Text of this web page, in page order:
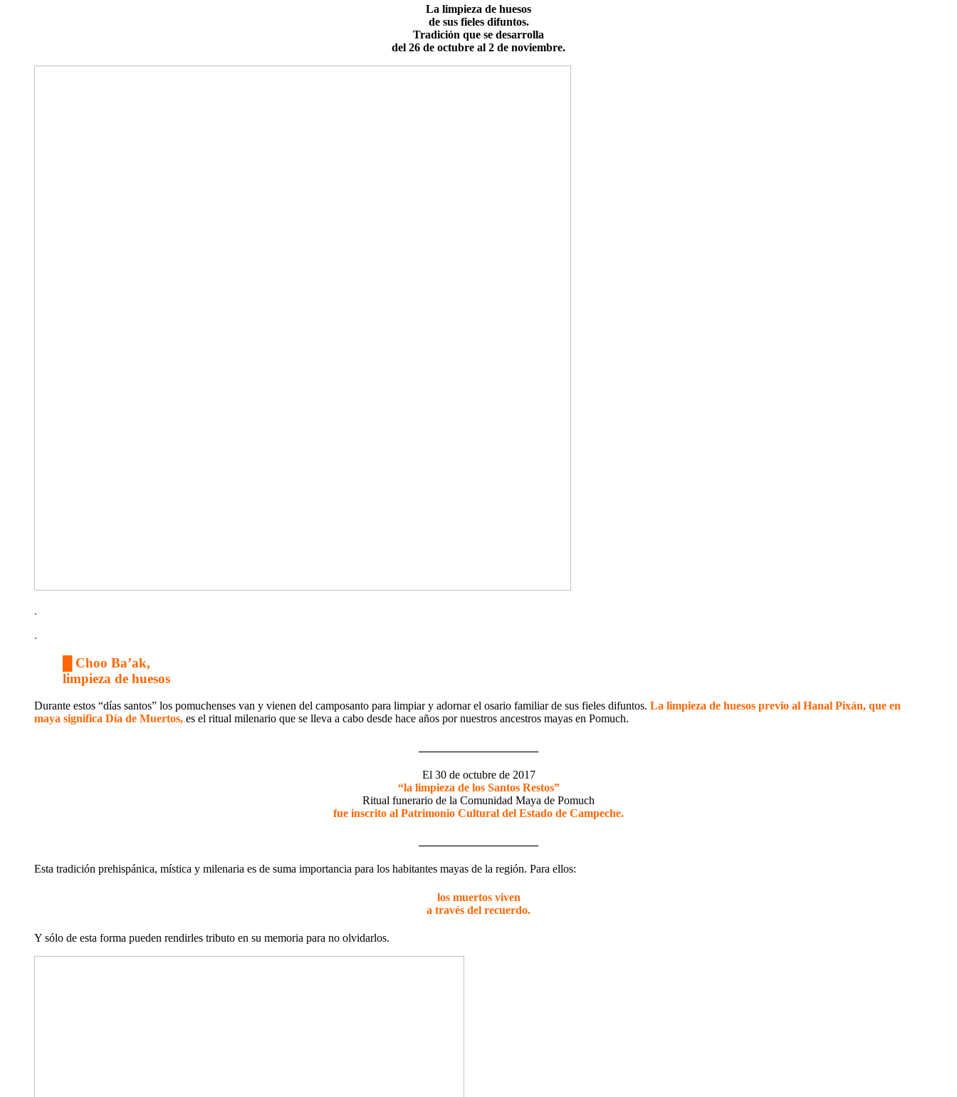
La limpieza de huesos
de sus fieles difuntos.
Tradición que se desarrolla
del 26 de octubre al 2 de noviembre.
.
.
█ Choo Ba’ak,
limpieza de huesos
Durante estos “días santos” los pomuchenses van y vienen del camposanto para limpiar y adornar el osario familiar de sus fieles difuntos. La limpieza de huesos previo al Hanal Pixán, que en
maya significa Día de Muertos, es el ritual milenario que se lleva a cabo desde hace años por nuestros ancestros mayas en Pomuch.
El 30 de octubre de 2017
“la limpieza de los Santos Restos”
Ritual funerario de la Comunidad Maya de Pomuch
fue inscrito al Patrimonio Cultural del Estado de Campeche.
Esta tradición prehispánica, mística y milenaria es de suma importancia para los habitantes mayas de la región. Para ellos:
los muertos viven
a través del recuerdo.
Y sólo de esta forma pueden rendirles tributo en su memoria para no olvidarlos.